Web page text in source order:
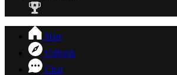
Start
Udforsk
Chat